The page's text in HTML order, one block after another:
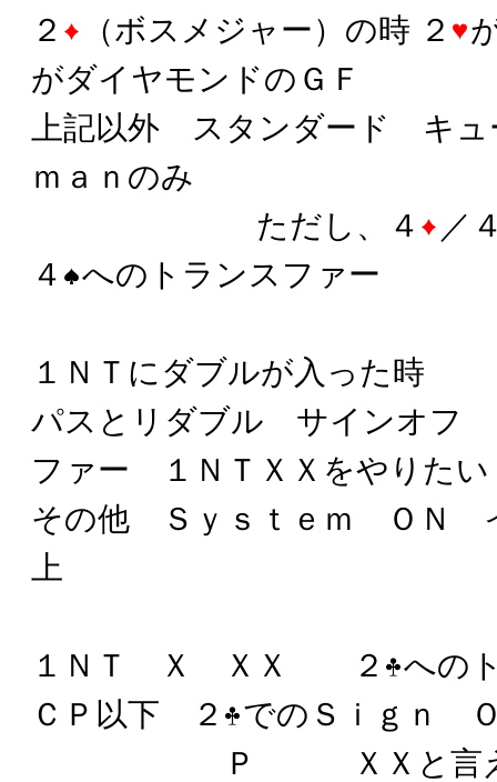
２
（ボスメジャー）の時 ２
がダイヤモンドのＧＦ
上記以外 スタンダード キュ
ｍａｎのみ
ただし、４
／
４
へのトランスファー
１ＮＴにダブルが入った時
パスとリダブル サインオフ
ファー １ＮＴＸＸをやりたい
その他 Ｓｙｓｔｅｍ ＯＮ
上
１ＮＴ Ｘ ＸＸ ２
への
ＣＰ以下 ２
でのＳｉｇｎ
Ｐ ＸＸと言え ７